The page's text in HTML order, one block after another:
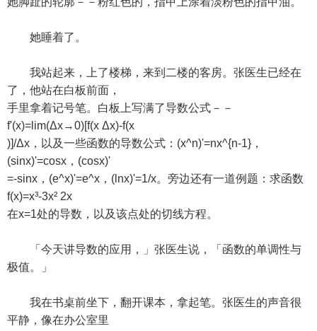
她睡着了。
我站起来，上了楼梯，来到二楼的客房。张医生已经在
了，他站在白板前面，
手里拿着记号笔。白板上写满了导数公式－－
f'(x)=lim(Δx→0)[f(x Δx)-f(x
)]/Δx，以及一些函数的导数公式：(x^n)'=nx^{n-1}，
(sinx)'=cosx，(cosx)'
=-sinx，(e^x)'=e^x，(lnx)'=1/x。旁边还有一道例题：求函数
f(x)=x³-3x² 2x
在x=1处的导数，以及该点处的切线方程。
「今天讲导数的应用，」张医生说，「函数的单调性与
极值。」
我在书桌前坐下，翻开课本，拿起笔。张医生的声音很
平静，像在办公室里